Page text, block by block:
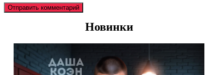
Новинки